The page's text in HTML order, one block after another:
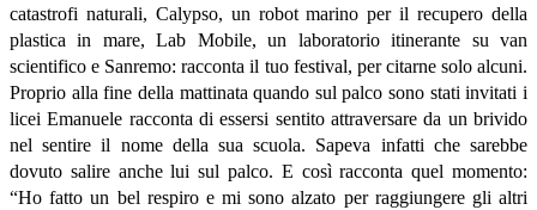
catastrofi naturali, Calypso, un robot marino per il recupero della
plastica in mare,Lab Mobile, un laboratorio itinerante su van
scientifico e Sanremo: racconta il tuo festival, per citarne solo alcuni.
Proprio alla fine della mattinata quando sul palco sono stati invitati i
licei Emanuele racconta di essersi sentito attraversare da un brivido
nel sentire il nome della sua scuola. Sapeva infatti che sarebbe
dovuto salire anche lui sul palco. E così racconta quel momento:
“Ho fatto un bel respiro e mi sono alzato per raggiungere gli altri